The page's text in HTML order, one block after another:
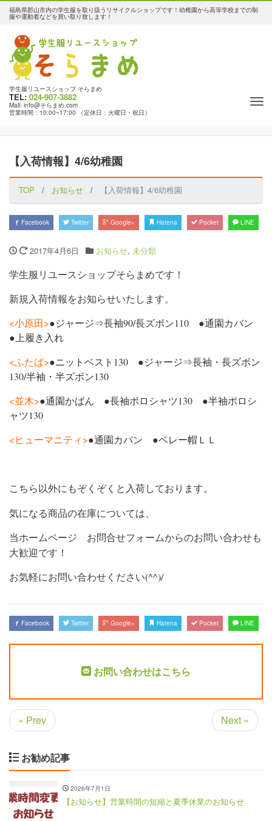
福島県郡山市内の学生服を取り扱うリサイクルショップです！幼稚園から高等学校までの制
服や運動着などを買い取り致します！
学生服リユースショップ そらまめ
TEL: 024-907-3882
Mail: info@そらまめ.com
営業時間：10:00~17:00 （定休日：火曜日・祝日）
【入荷情報】4/6幼稚園
TOP お知らせ 【入荷情報】4/6幼稚園
Facebook Twitter Google+ Hatena Pocket LINE
2017年4月6日 お知らせ, 未分類
学生服リユースショップそらまめです！
新規入荷情報をお知らせいたします。
<小原田>●ジャージ⇒長袖90/長ズボン110 ●通園カバン
●上履き入れ
<ふたば>●ニットベスト130 ●ジャージ⇒長袖・長ズボン
130/半袖・半ズボン130
<並木>●通園かばん ●長袖ポロシャツ130 ●半袖ポロシ
ャツ130
<ヒューマニティ>●通園カバン ●ベレー帽ＬＬ
こちら以外にもぞくぞくと入荷しております。
気になる商品の在庫については、
当ホームページ お問合せフォームからのお問い合わせも
大歓迎です！
お気軽にお問い合わせください(^^)/
Facebook Twitter Google+ Hatena Pocket LINE
お問い合わせはこちら
« Prev Next »
お勧め記事
2026年7月1日
【お知らせ】営業時間の短縮と夏季休業のお知らせ